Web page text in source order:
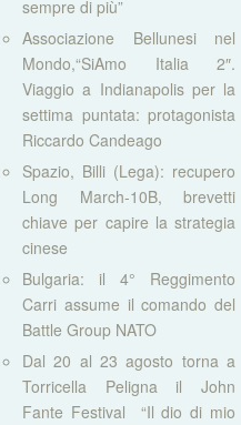
sempre di più”
Associazione Bellunesi nel
Mondo,“SiAmo Italia 2″.
Viaggio a Indianapolis per la
settima puntata: protagonista
Riccardo Candeago
Spazio, Billi (Lega): recupero
Long March-10B, brevetti
chiave per capire la strategia
cinese
Bulgaria: il 4° Reggimento
Carri assume il comando del
Battle Group NATO
Dal 20 al 23 agosto torna a
Torricella Peligna il John
Fante Festival “Il dio di mio